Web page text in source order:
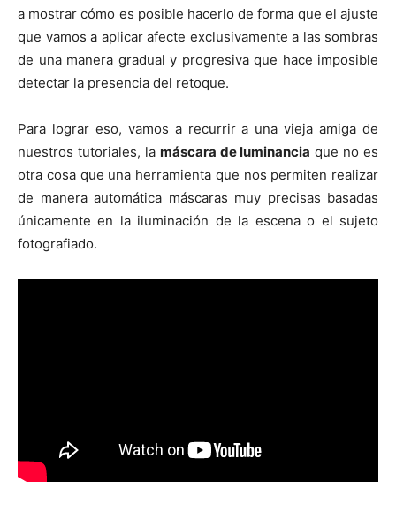
a mostrar cómo es posible hacerlo de forma que el ajuste
que vamos a aplicar afecte exclusivamente a las sombras
de una manera gradual y progresiva que hace imposible
detectar la presencia del retoque.
Para lograr eso, vamos a recurrir a una vieja amiga de
nuestros tutoriales, la máscara de luminancia que no es
otra cosa que una herramienta que nos permiten realizar
de manera automática máscaras muy precisas basadas
únicamente en la iluminación de la escena o el sujeto
fotografiado.